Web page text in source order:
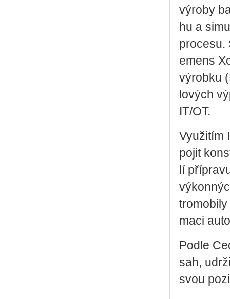
vý­ro­by
hu a
pro­ce­su.
e­mens
vý­rob­ku
lo­vých
IT/OT.
Vy­u­ži­tím
po­jit
lí
ma­ci
Podle
sah,
svou